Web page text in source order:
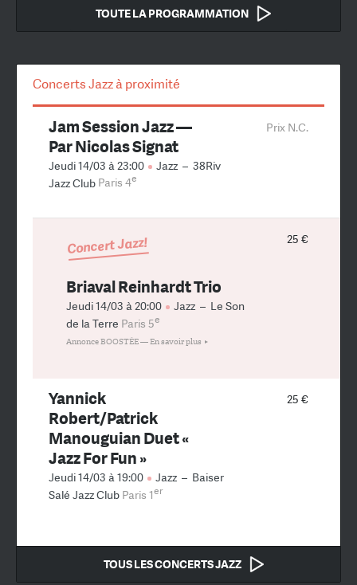
TOUTE LA PROGRAMMATION
Concerts Jazz à proximité
Prix N.C.
Jam Session Jazz —
Par Nicolas Signat
Jeudi 14/03 à 23:00 Jazz – 38Riv
Jazz Club Paris 4e
25 €
Concert Jazz!
Briaval Reinhardt Trio
Jeudi 14/03 à 20:00 Jazz – Le Son
de la Terre Paris 5e
Annonce BOOSTÉE —En savoir plus
25 €
Yannick
Robert/Patrick
Manouguian Duet «
Jazz For Fun »
Jeudi 14/03 à 19:00 Jazz – Baiser
Salé Jazz Club Paris 1er
TOUS LES CONCERTS JAZZ